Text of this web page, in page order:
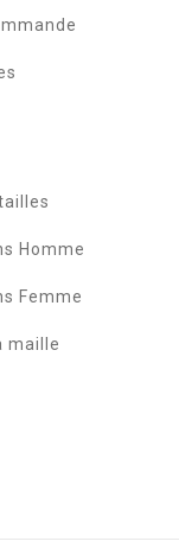
Homme
Femme
maille